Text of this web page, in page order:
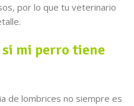
por lo que tu veterinario
si mi perro tiene
de lombrices no siempre es